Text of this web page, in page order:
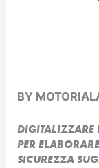
BY
DIGITALIZZARE
PER
SICUREZZA